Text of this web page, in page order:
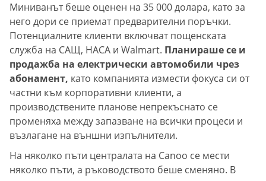
Миниванът беше оценен на 35 000 долара, като за
него дори се приемат предварителни поръчки.
Потенциалните клиенти включват пощенската
служба на САЩ, НАСА и Walmart. Планираше се и
продажба на електрически автомобили чрез
абонамент, като компанията измести фокуса си от
частни към корпоративни клиенти, а
производствените планове непрекъснато се
променяха между запазване на всички процеси и
възлагане на външни изпълнители.
На няколко пъти централата на Canoo се мести
няколко пъти, а ръководството беше сменяно. В